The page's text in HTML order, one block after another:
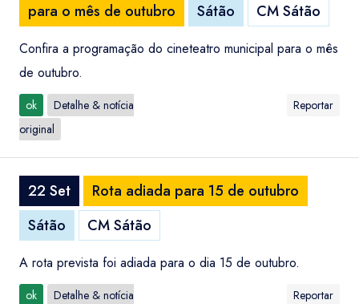
para o mês de outubro
Sátão CM Sátão
Confira a programação do cineteatro municipal para o mês
de outubro.
ok
Detalhe & notícia
original
Reportar
22 Set
Rota adiada para 15 de outubro
Sátão
CM Sátão
A rota prevista foi adiada para o dia 15 de outubro.
ok
Detalhe & notícia
Reportar